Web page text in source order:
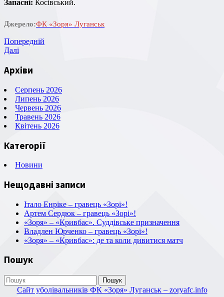
Запасні: Косівський.
Джерело:ФК «Зоря» Луганськ
Навігація
Попередній
запис
Попередній
Наступний
Далі
Архіви
Серпень 2026
Липень 2026
Червень 2026
Травень 2026
Квітень 2026
Категорії
Новини
Нещодавні записи
Італо Енріке – гравець «Зорі»!
Артем Сердюк – гравець «Зорі»!
«Зоря» – «Кривбас». Суддівське призначення
Владлен Юрченко – гравець «Зорі»!
«Зоря» – «Кривбас»: де та коли дивитися матч
Пошук
Пошук
Сайт уболівальників ФК «Зоря» Луганськ – zoryafc.info